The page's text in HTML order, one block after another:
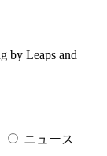
ニュース